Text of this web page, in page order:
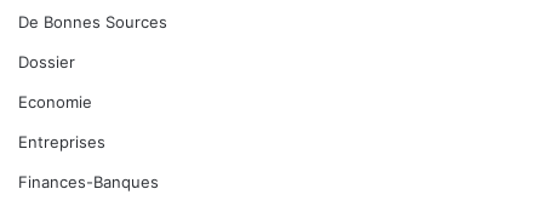
De Bonnes Sources
Dossier
Economie
Entreprises
Finances-Banques